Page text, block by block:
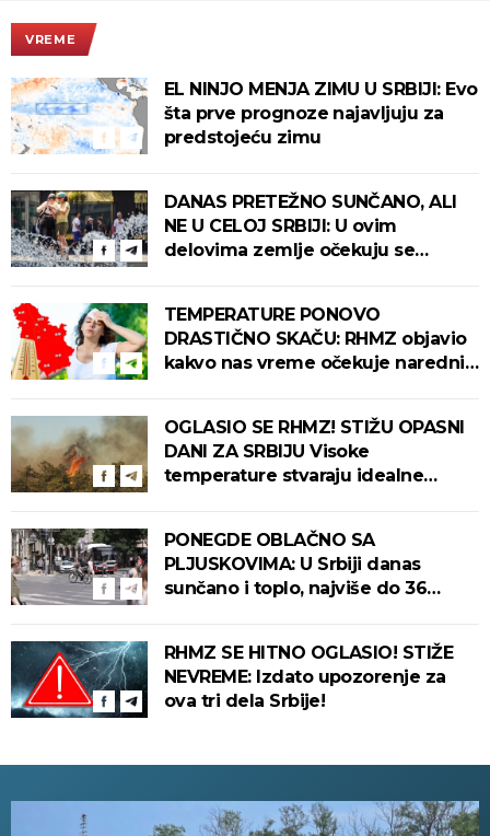
VREME
EL NINJO MENJA ZIMU U SRBIJI: Evo
šta prve prognoze najavljuju za
predstojeću zimu
DANAS PRETEŽNO SUNČANO, ALI
NE U CELOJ SRBIJI: U ovim
delovima zemlje očekuju se
TEMPERATURE PONOVO
DRASTIČNO SKAČU: RHMZ objavio
kakvo nas vreme očekuje narednih
OGLASIO SE RHMZ! STIŽU OPASNI
DANI ZA SRBIJU Visoke
temperature stvaraju idealne
PONEGDE OBLAČNO SA
PLJUSKOVIMA: U Srbiji danas
sunčano i toplo, najviše do 36
RHMZ SE HITNO OGLASIO! STIŽE
NEVREME: Izdato upozorenje za
ova tri dela Srbije!